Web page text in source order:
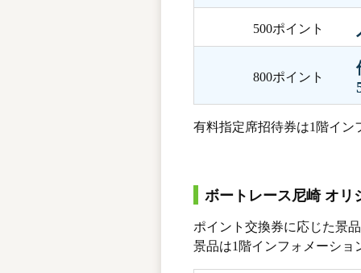
500ポイント
800ポイント
有料指定席招待券は1階イン
ボートレース尼崎 オリ
ポイント交換券に応じた景
景品は1階インフォメーショ